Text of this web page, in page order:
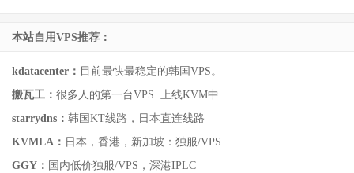
本站自用VPS推荐：
kdatacenter： 目前最快最稳定的韩国VPS。
搬瓦工： 很多人的第一台VPS..上线KVM中
starrydns： 韩国KT线路，日本直连线路
KVMLA： 日本，香港，新加坡：独服/VPS
GGY： 国内低价独服/VPS，深港IPLC